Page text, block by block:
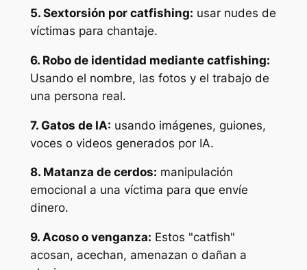
5. Sextorsión por catfishing: usar nudes de
víctimas para chantaje.
6. Robo de identidad mediante catfishing:
Usando el nombre, las fotos y el trabajo de
una persona real.
7. Gatos de IA: usando imágenes, guiones,
voces o videos generados por IA.
8. Matanza de cerdos: manipulación
emocional a una víctima para que envíe
dinero.
9. Acoso o venganza: Estos "catfish"
acosan, acechan, amenazan o dañan a